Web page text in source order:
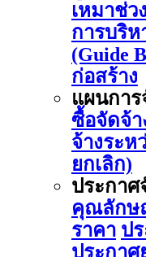
เหมาช่วง
การบริ
(Guide
ก่อสร้าง
แผนกา
ซื้อจัดจ้า
จ้างระห
ยกเลิก)
ประกาศ
คุณลักษ
ราคา ป
ประกาศ